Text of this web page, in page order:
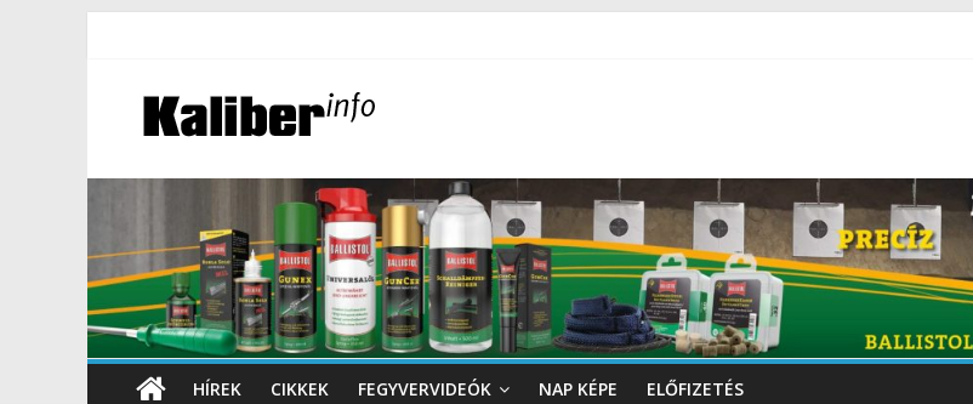
HÍREK CIKKEK FEGYVERVIDEÓK NAP KÉPE ELŐFIZETÉS